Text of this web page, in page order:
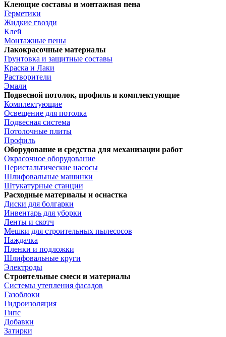
Клеющие составы и монтажная пена
Герметики
Жидкие гвозди
Клей
Монтажные пены
Лакокрасочные материалы
Грунтовка и защитные составы
Краска и Лаки
Растворители
Эмали
Подвесной потолок, профиль и комплектующие
Комплектующие
Освещение для потолка
Подвесная система
Потолочные плиты
Профиль
Оборудование и средства для механизации работ
Окрасочное оборудование
Перистальтические насосы
Шлифовальные машинки
Штукатурные станции
Расходные материалы и оснастка
Диски для болгарки
Инвентарь для уборки
Ленты и скотч
Мешки для строительных пылесосов
Наждачка
Пленки и подложки
Шлифовальные круги
Электроды
Строительные смеси и материалы
Системы утепления фасадов
Газоблоки
Гидроизоляция
Гипс
Добавки
Затирки